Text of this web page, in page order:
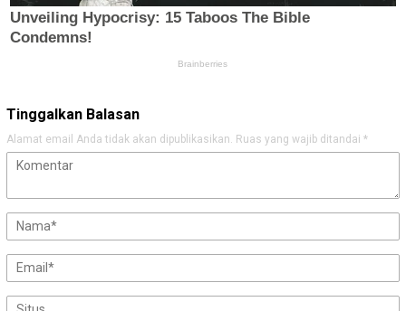
Tinggalkan Balasan
Alamat email Anda tidak akan dipublikasikan. Ruas yang wajib ditandai *